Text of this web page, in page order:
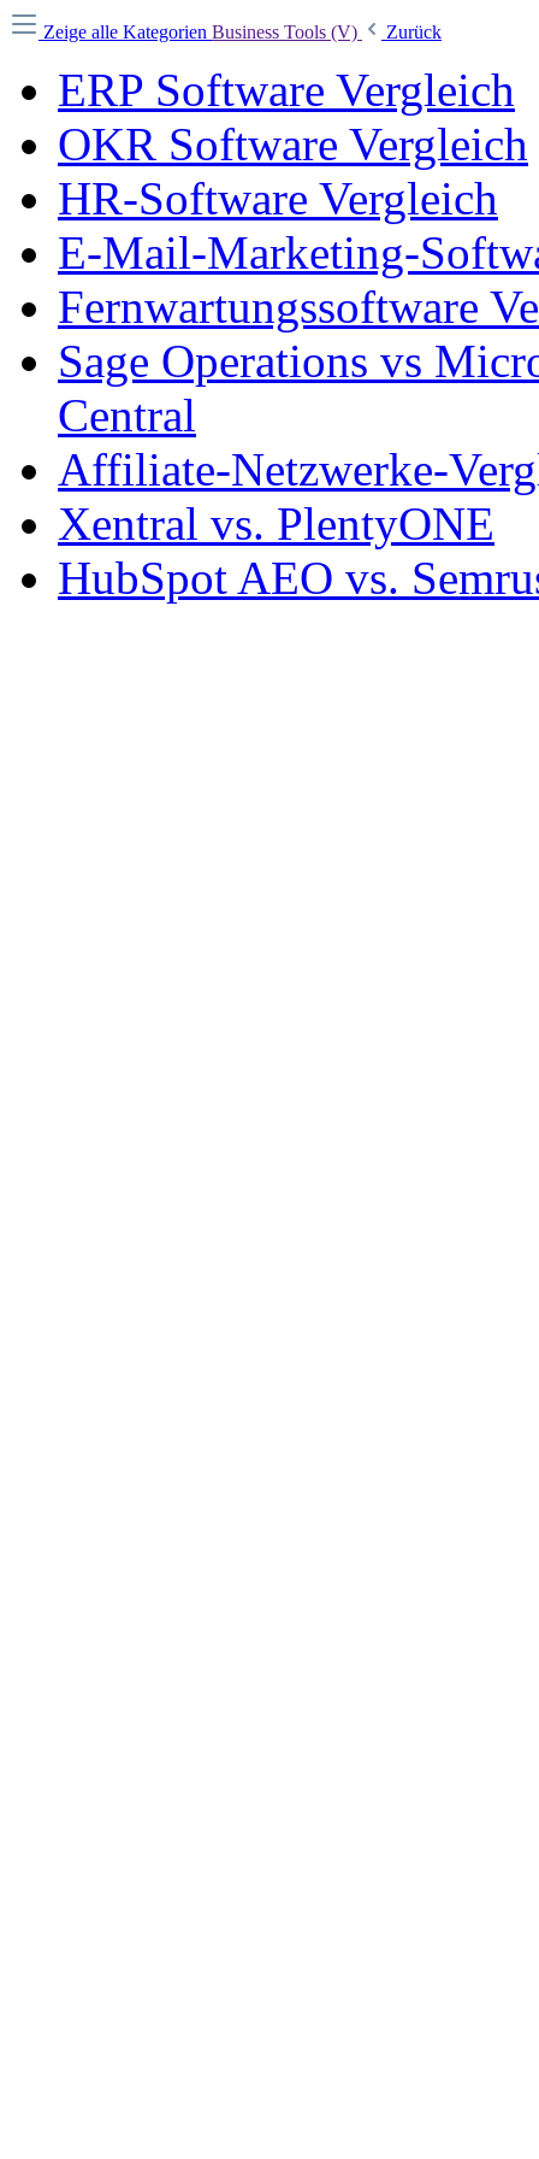
Zeige alle Kategorien Business Tools (V) Zurück
ERP Software Vergleich
OKR Software Vergleich
HR-Software Vergleich
E-Mail-Marketing-
Fernwartungssoftware
Sage Operations vs
Central
Affiliate-Netzwerke-
Xentral vs. PlentyONE
HubSpot AEO vs.